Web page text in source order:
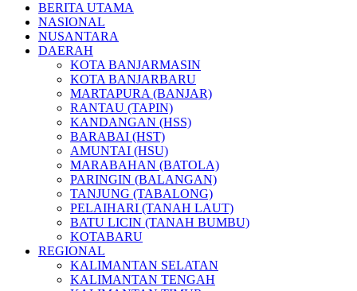
BERITA UTAMA
NASIONAL
NUSANTARA
DAERAH
KOTA BANJARMASIN
KOTA BANJARBARU
MARTAPURA (BANJAR)
RANTAU (TAPIN)
KANDANGAN (HSS)
BARABAI (HST)
AMUNTAI (HSU)
MARABAHAN (BATOLA)
PARINGIN (BALANGAN)
TANJUNG (TABALONG)
PELAIHARI (TANAH LAUT)
BATU LICIN (TANAH BUMBU)
KOTABARU
REGIONAL
KALIMANTAN SELATAN
KALIMANTAN TENGAH